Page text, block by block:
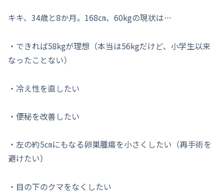
キキ、34歳と8か月。168㎝、60kgの現状は…
・できれば58kgが理想（本当は56kgだけど、小学生以来
なったことない）
・冷え性を直したい
・便秘を改善したい
・左の約5㎝にもなる卵巣腫瘍を小さくしたい（再手術を
避けたい）
・目の下のクマをなくしたい